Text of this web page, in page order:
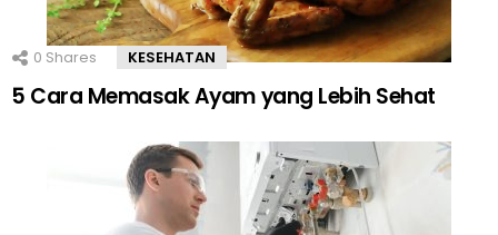
0 Shares KESEHATAN
5 Cara Memasak Ayam yang Lebih Sehat